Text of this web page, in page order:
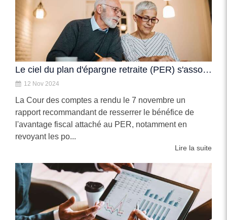
Le ciel du plan d'épargne retraite (PER) s'assombrit encore un peu
12 Nov 2024
La Cour des comptes a rendu le 7 novembre un
rapport recommandant de resserrer le bénéfice de
l'avantage fiscal attaché au PER, notamment en
revoyant les po...
Lire la suite